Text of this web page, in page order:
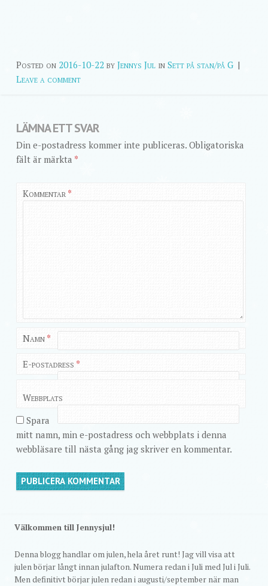
Posted on 2016-10-22 by Jennys Jul in Sett på stan/på G |
Leave a comment
LÄMNA ETT SVAR
Din e-postadress kommer inte publiceras. Obligatoriska
fält är märkta *
Kommentar *
Namn *
E-postadress *
Webbplats
Spara
mitt namn, min e-postadress och webbplats i denna
webbläsare till nästa gång jag skriver en kommentar.
Välkommen till Jennysjul!
Denna blogg handlar om julen, hela året runt! Jag vill visa att
julen börjar långt innan julafton. Numera redan i Juli med Jul i Juli.
Men definitivt börjar julen redan i augusti/september när man